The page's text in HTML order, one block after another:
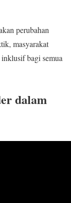
perubahan
masyarakat
bagi semua
dalam